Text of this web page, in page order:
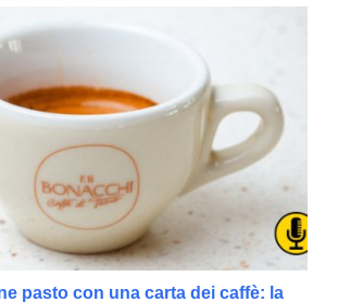
pasto con una carta dei caffè: la